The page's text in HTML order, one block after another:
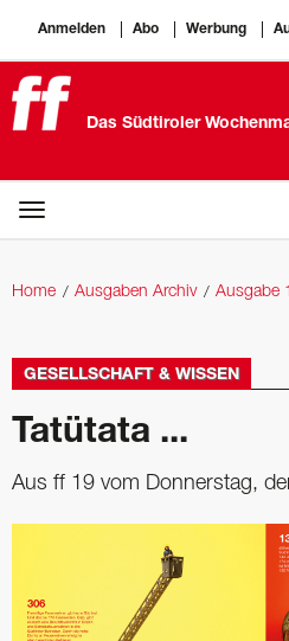
Anmelden Abo Werbung
Das Südtiroler
Home Ausgaben Archiv Ausgabe
GESELLSCHAFT & WISSEN
Tatütata ...
Aus ff 19 vom Donnerstag,